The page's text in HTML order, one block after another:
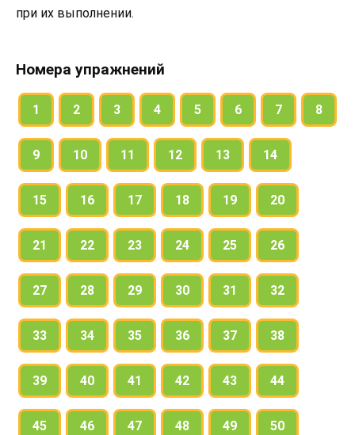
при их выполнении.
Номера упражнений
1 2 3 4 5 6 7 8
9 10 11 12 13 14
15 16 17 18 19 20
21 22 23 24 25 26
27 28 29 30 31 32
33 34 35 36 37 38
39 40 41 42 43 44
45 46 47 48 49 50